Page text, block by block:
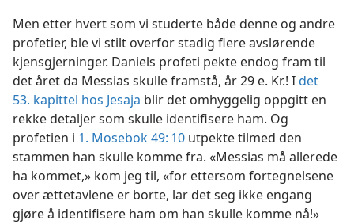
Men etter hvert som vi studerte både denne og andre
profetier, ble vi stilt overfor stadig flere avslørende
kjensgjerninger. Daniels profeti pekte endog fram til
det året da Messias skulle framstå, år 29 e. Kr.! Idet
53. kapittel hos Jesaja blir det omhyggelig oppgitt en
rekke detaljer som skulle identifisere ham. Og
profetien i 1. Mosebok 49: 10 utpekte tilmed den
stammen han skulle komme fra. «Messias må allerede
ha kommet,» kom jeg til, «for ettersom fortegnelsene
over ættetavlene er borte, lar det seg ikke engang
gjøre å identifisere ham om han skulle komme nå!»